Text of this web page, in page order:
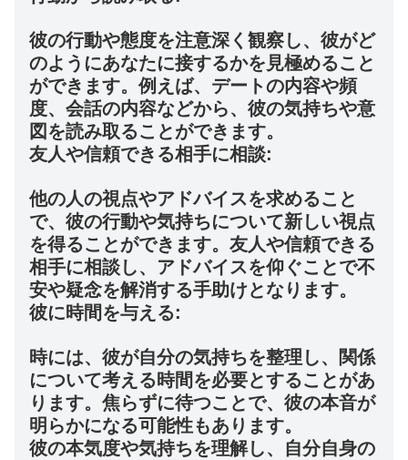
彼の行動や態度を注意深く観察し、彼がど
のようにあなたに接するかを見極めること
ができます。例えば、デートの内容や頻
度、会話の内容などから、彼の気持ちや意
図を読み取ることができます。
友人や信頼できる相手に相談:
他の人の視点やアドバイスを求めること
で、彼の行動や気持ちについて新しい視点
を得ることができます。友人や信頼できる
相手に相談し、アドバイスを仰ぐことで不
安や疑念を解消する手助けとなります。
彼に時間を与える:
時には、彼が自分の気持ちを整理し、関係
について考える時間を必要とすることがあ
ります。焦らずに待つことで、彼の本音が
明らかになる可能性もあります。
彼の本気度や気持ちを理解し、自分自身の